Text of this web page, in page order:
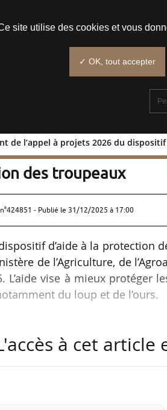
de l’appel à projets 2026 du
de l’appel à
des troupeaux
- Publié le 31/12/2025 à 17:00
d’aide à la protection
de l’Agriculture, de
L’aide vise à mieux protéger
du loup et de l’ours.
risque de prédation, par
à cet article
site utilise des cookies et vous
✓ OK, tout accepter